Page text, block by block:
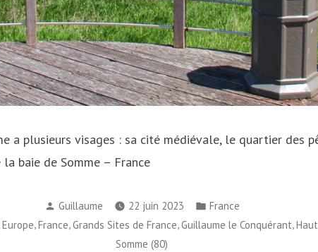
a plusieurs visages : sa cité médiévale, le quartier des
baie de Somme – France
Publié
par
Guillaume 22 juin 2023
Publié
dans
France
Europe,France,Grands Sites de France,Guillaume le Conquérant,
Somme (80)